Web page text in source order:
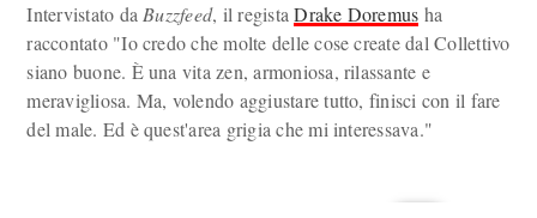
Intervistato da Buzzfeed, il registaDrake Doremus ha
raccontato "Io credo che molte delle cose create dal Collettivo
siano buone. È una vita zen, armoniosa, rilassante e
meravigliosa. Ma, volendo aggiustare tutto, finisci con il fare
del male. Ed è quest'area grigia che mi interessava."